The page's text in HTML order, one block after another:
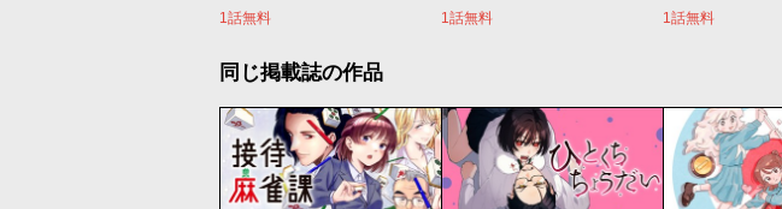
1話無料
1話無料
1話無料
同じ掲載誌の作品